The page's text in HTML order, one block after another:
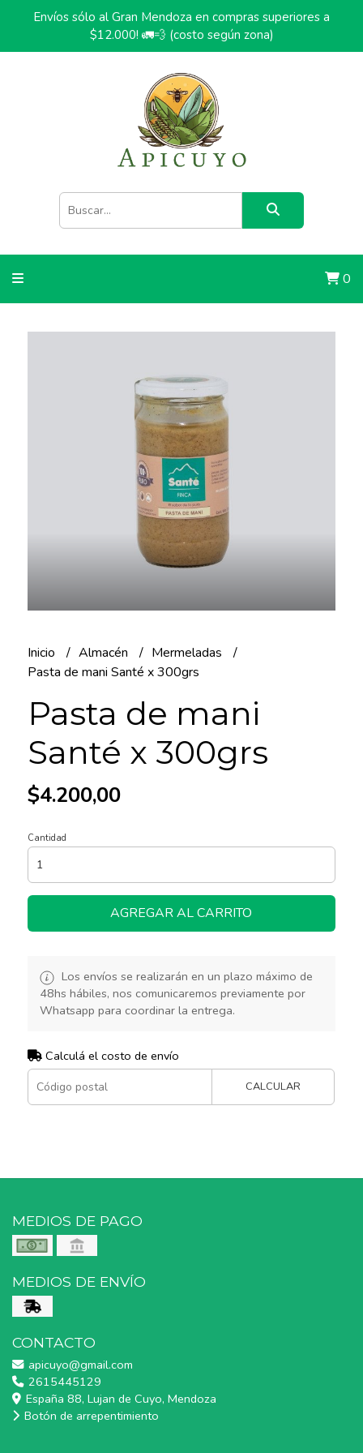
Envíos sólo al Gran Mendoza en compras superiores a
$12.000! 🚛💨 (costo según zona)
0
Inicio Almacén
Mermeladas
Pasta de mani Santé x 300grs
Pasta de mani
Santé x 300grs
$4.200,00
Cantidad
AGREGAR AL CARRITO
Los envíos se realizarán en un plazo máximo de
48hs hábiles, nos comunicaremos previamente por
Whatsapp para coordinar la entrega.
Calculá el costo de envío
CALCULAR
MEDIOS DE PAGO
MEDIOS DE ENVÍO
CONTACTO
apicuyo@gmail.com
2615445129
España 88, Lujan de Cuyo, Mendoza
Botón de arrepentimiento